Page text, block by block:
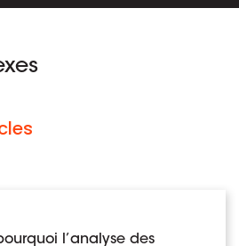
l’analyse des